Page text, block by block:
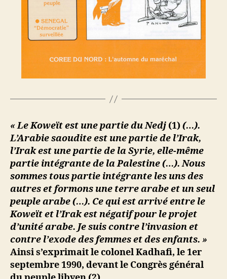
« Le Koweït est une partie du Nedj (1)(…).
L’Arabie saoudite est une partie de l’Irak,
l’Irak est une partie de la Syrie, elle-même
partie intégrante de la Palestine (…). Nous
sommes tous partie intégrante les uns des
autres et formons une terre arabe et un seul
peuple arabe (…). Ce qui est arrivé entre le
Koweït et l’Irak est négatif pour le projet
d’unité arabe. Je suis contre l’invasion et
contre l’exode des femmes et des enfants. »
Ainsi s’exprimait le colonel Kadhafi, le 1er
septembre 1990, devant le Congrès général